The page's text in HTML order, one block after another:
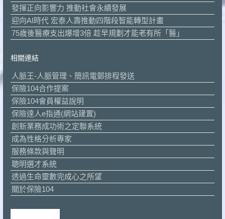
發揮正向影響力 推動社會永續發展
迎向AI時代 宏泰人壽推動四階段智能轉型計畫
75歲後醫療支出爆增3倍 趁早規劃才能老有所「醫」
相關連結
人脈王-人脈管理、簡訊電郵排程發送
保險104合作提案
保險104會員權益說明
保險達人e指通(網站建置)
創新業務成功術之定聯系統
成為性格分析專家
服務條款與聲明
聰明選才系統
透過生命靈數完成心之所望
關於保險104